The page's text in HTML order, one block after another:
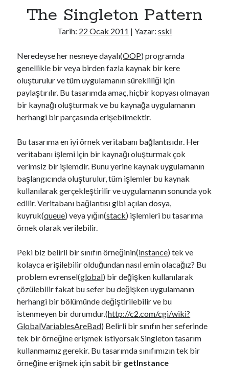
The Singleton Pattern
Tarih: 22 Ocak 2011 | Yazar: sskl
Neredeyse her nesneye dayalı(OOP) programda
genellikle bir veya birden fazla kaynak bir kere
oluşturulur ve tüm uygulamanın sürekliliği için
paylaştırılır. Bu tasarımda amaç, hiçbir kopyası olmayan
bir kaynağı oluşturmak ve bu kaynağa uygulamanın
herhangi bir parçasında erişebilmektir.
Bu tasarıma en iyi örnek veritabanı bağlantısıdır. Her
veritabanı işlemi için bir kaynağı oluşturmak çok
verimsiz bir işlemdir. Bunu yerine kaynak uygulamanın
başlangıcında oluşturulur, tüm işlemler bu kaynak
kullanılarak gerçekleştirilir ve uygulamanın sonunda yok
edilir. Veritabanı bağlantısı gibi açılan dosya,
kuyruk(queue) veya yığın(stack) işlemleri bu tasarıma
örnek olarak verilebilir.
Peki biz belirli bir sınıfın örneğinin(instance) tek ve
kolayca erişilebilir olduğundan nasıl emin olacağız? Bu
problem evrensel(global) bir değişken kullanılarak
çözülebilir fakat bu sefer bu değişken uygulamanın
herhangi bir bölümünde değiştirilebilir ve bu
istenmeyen bir durumdur.(http://c2.com/cgi/wiki?
GlobalVariablesAreBad) Belirli bir sınıfın her seferinde
tek bir örneğine erişmek istiyorsak Singleton tasarım
kullanmamız gerekir. Bu tasarımda sınıfımızın tek bir
örneğine erişmek için sabit bir getInstance